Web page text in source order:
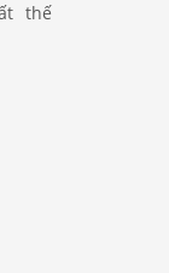
thế